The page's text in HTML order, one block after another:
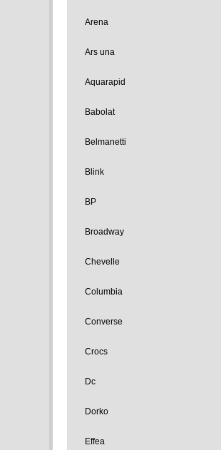
Arena
Ars una
Aquarapid
Babolat
Belmanetti
Blink
BP
Broadway
Chevelle
Columbia
Converse
Crocs
Dc
Dorko
Effea